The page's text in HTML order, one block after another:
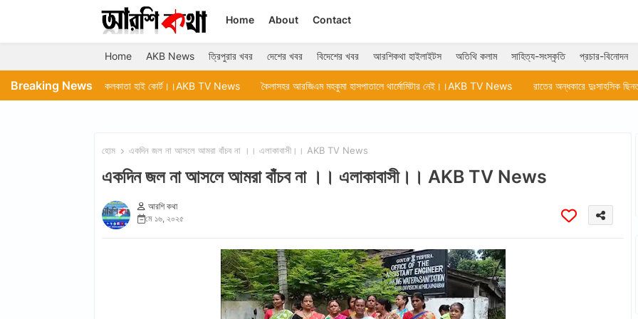
Home About Contact
Home AKB News ত্রিপুরার খবর দেশের খবর বিদেশের খবর আরশিকথা হাইলাইটস অতিথি কলাম সাহিত্য-সংস্কৃতি প্রচার-বিনোদন
Breaking News
চলেছে কলকাতা হাই কোর্ট।।AKB TV News কৈলাসহর আরজিএম মহকুমা হাসপাতালে থার্মোমিটার নেই।।AKB TV News রাতের অন্ধকারে দুঃসাহসিক ছিনতাইয়ের
হোম একদিন জল না আসলে আমরা বাঁচব না ।। এলাকাবাসী।। AKB TV News
একদিন জল না আসলে আমরা বাঁচব না ।। এলাকাবাসী।। AKB TV News
আরশি কথা
মে ১৬, ২০২৫